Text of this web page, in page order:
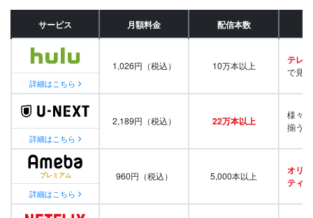
サービス 月額料金 配信本数
詳細はこちら
1,026円（税込） 10万本以上 テレビ
で見
詳細はこちら
2,189円（税込） 22万本以上
様々
揃う
詳細はこちら
960円（税込） 5,000本以上
オリ
ティ